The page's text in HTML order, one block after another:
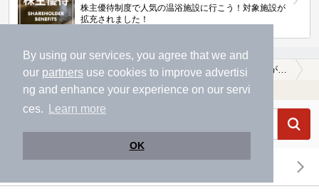
By using our services, you agree that we and
our partners use cookies to improve advertisi
ng and enhance your experience on our servi
ces.
Learn more
OK
株主優待制度で人気の温浴施設に行こう！対象施設が
拡充されました！
温泉TOP 東北 宮城県 柴田郡川崎町
温浴施設を探す